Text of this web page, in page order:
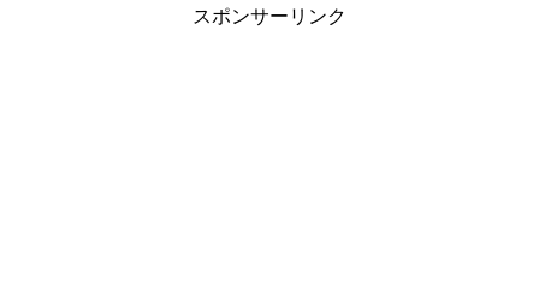
スポンサーリンク